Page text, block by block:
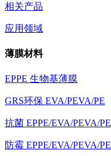
相关产品
应用领域
薄膜材料
EPPE 生物基薄膜
GRS环保 EVA/PEVA/PE
抗菌 EPPE/EVA/PEVA/PE
防霉 EPPE/EVA/PEVA/PE